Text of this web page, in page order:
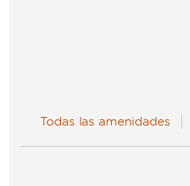
Todas las amenidades